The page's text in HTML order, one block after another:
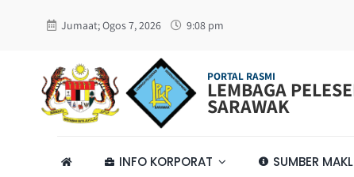
Jumaat; Ogos 7, 2026 9:08 pm
PORTAL RASMI
LEMBAGA
SARAWAK
INFO KORPORAT SUMBER